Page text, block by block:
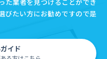
た業者を見つけることができ
びたい方にお勧めですので是
イド